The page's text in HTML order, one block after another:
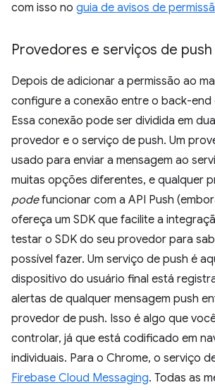
com isso no guia de avisos de
Provedores e serviços de push
Depois de adicionar a permissão ao
configure a conexão entre o back-end
Essa conexão pode ser dividida em
provedor e o serviço de push. Um
usado para enviar a mensagem ao
muitas opções diferentes, e qualquer
podefuncionar com a API Push
ofereça um SDK que facilite a
testar o SDK do seu provedor para
possível fazer. Um serviço de push é
dispositivo do usuário final está
alertas de qualquer mensagem push
provedor de push. Isso é algo que
controlar, já que está codificado em
individuais. Para o Chrome, o serviço
Firebase Cloud Messaging. Todas as